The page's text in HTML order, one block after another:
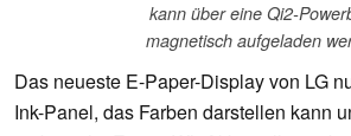
kann über eine Qi2-
magnetisch aufgeladen
Das neueste E-Paper-Display von LG
Ink-Panel, das Farben darstellen kann